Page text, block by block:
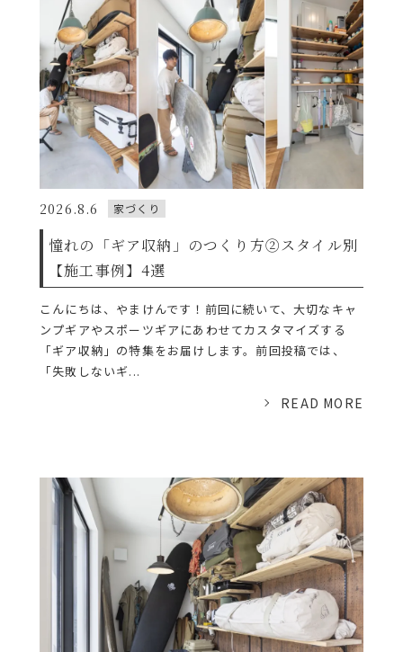
2026.8.6 家づくり
憧れの「ギア収納」のつくり方②スタイル別
【施工事例】4選
こんにちは、やまけんです！前回に続いて、大切なキャ
ンプギアやスポーツギアにあわせてカスタマイズする
「ギア収納」の特集をお届けします。前回投稿では、
「失敗しないギ...
READ MORE